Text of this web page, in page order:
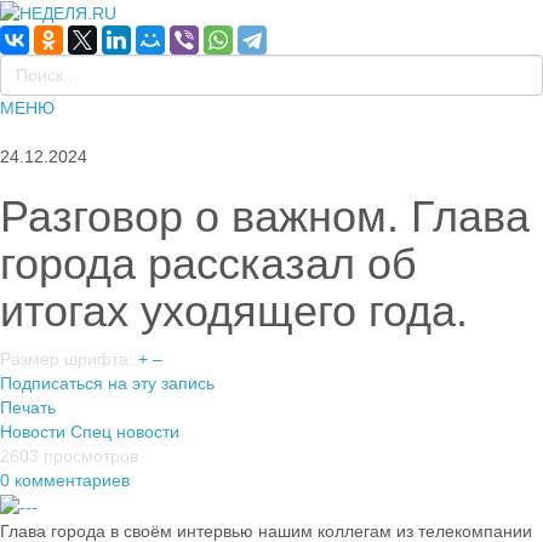
МЕНЮ
24.12.2024
Разговор о важном. Глава
города рассказал об
итогах уходящего года.
Размер шрифта: + –
Подписаться на эту запись
Печать
Новости Спец новости
2603 просмотров
0 комментариев
Глава города в своём интервью нашим коллегам из телекомпании